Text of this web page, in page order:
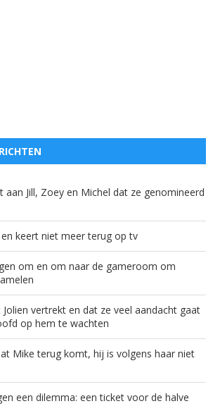
aan Jill, Zoey en Michel dat ze genomineerd
keert niet meer terug op tv
om en om naar de gameroom om
Jolien vertrekt en dat ze veel aandacht gaat
op hem te wachten
Mike terug komt, hij is volgens haar niet
een dilemma: een ticket voor de halve